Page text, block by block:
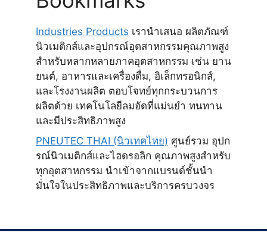
Industries Products เรานำเสนอ ผลิตภัณฑ์
นิวเมติกส์และอุปกรณ์อุตสาหกรรมคุณภาพสูง
สำหรับหลากหลายภาคอุตสาหกรรม เช่น ยาน
ยนต์, อาหารและเครื่องดื่ม, อิเล็กทรอนิกส์,
และโรงงานผลิต ตอบโจทย์ทุกกระบวนการ
ผลิตด้วย เทคโนโลยีลมอัดที่แม่นยำ ทนทาน
และมีประสิทธิภาพสูง
PNEUTEC THAI (นิวเทคไทย) ศูนย์รวม อุปก
รณ์นิวเมติกส์และไฮดรอลิก คุณภาพสูงสำหรับ
ทุกอุตสาหกรรม นำเข้าจากแบรนด์ชั้นนำ
มั่นใจในประสิทธิภาพและบริการครบวงจร